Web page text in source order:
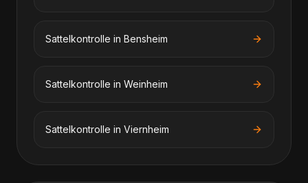
Sattelkontrolle in Bensheim
Sattelkontrolle in Weinheim
Sattelkontrolle in Viernheim